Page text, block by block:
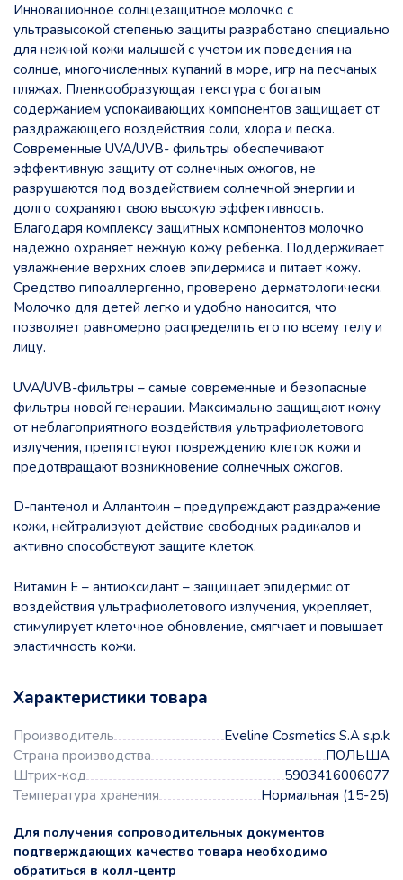
Инновационное солнцезащитное молочко с
ультравысокой степенью защиты разработано специально
для нежной кожи малышей с учетом их поведения на
солнце, многочисленных купаний в море, игр на песчаных
пляжах. Пленкообразующая текстура с богатым
содержанием успокаивающих компонентов защищает от
раздражающего воздействия соли, хлора и песка.
Современные UVA/UVB- фильтры обеспечивают
эффективную защиту от солнечных ожогов, не
разрушаются под воздействием солнечной энергии и
долго сохраняют свою высокую эффективность.
Благодаря комплексу защитных компонентов молочко
надежно охраняет нежную кожу ребенка. Поддерживает
увлажнение верхних слоев эпидермиса и питает кожу.
Средство гипоаллергенно, проверено дерматологически.
Молочко для детей легко и удобно наносится, что
позволяет равномерно распределить его по всему телу и
лицу.
UVA/UVB-фильтры – самые современные и безопасные
фильтры новой генерации. Максимально защищают кожу
от неблагоприятного воздействия ультрафиолетового
излучения, препятствуют повреждению клеток кожи и
предотвращают возникновение солнечных ожогов.
D-пантенол и Аллантоин – предупреждают раздражение
кожи, нейтрализуют действие свободных радикалов и
активно способствуют защите клеток.
Витамин Е – антиоксидант – защищает эпидермис от
воздействия ультрафиолетового излучения, укрепляет,
стимулирует клеточное обновление, смягчает и повышает
эластичность кожи.
Характеристики товара
Производитель
Eveline Cosmetics S.A s.p.k
Страна производства
ПОЛЬША
Штрих-код
5903416006077
Температура хранения
Нормальная (15-25)
Для получения сопроводительных документов
подтверждающих качество товара необходимо
обратиться в колл-центр